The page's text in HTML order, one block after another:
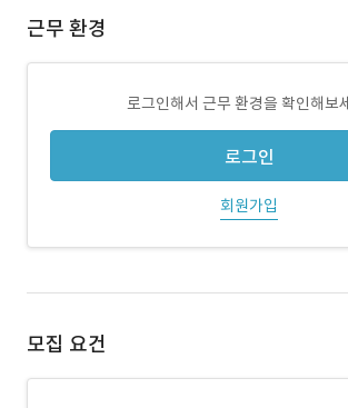
근무 환경
로그인해서 근무 환경을 확인해보
로그인
회원가입
모집 요건